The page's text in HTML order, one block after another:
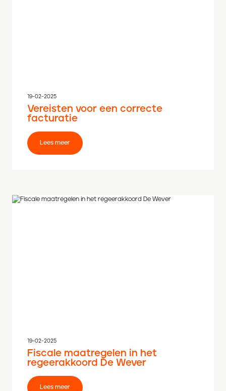
19-02-2025
Vereisten voor een correcte
facturatie
Lees meer
19-02-2025
Fiscale maatregelen in het
regeerakkoord De Wever
Lees meer